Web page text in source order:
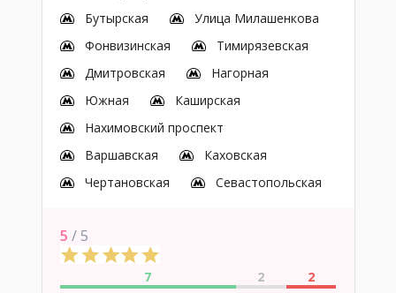
Бутырская
Улица Милашенкова
Фонвизинская
Тимирязевская
Дмитровская
Нагорная
Южная
Каширская
Нахимовский проспект
Варшавская
Каховская
Чертановская
Севастопольская
5 / 5
7 2 2